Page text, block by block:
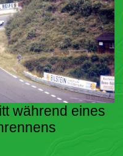
während eines